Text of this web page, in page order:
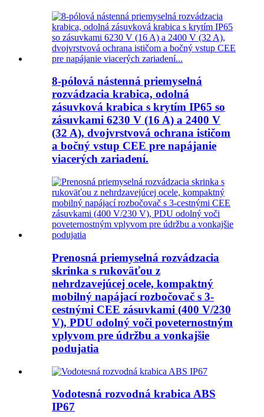
8-pólová nástenná priemyselná
rozvádzacia krabica, odolná
zásuvková krabica s krytím IP65 so
zásuvkami 6230 V (16 A) a 2400 V
(32 A), dvojvrstvová ochrana ističom
a bočný vstup CEE pre napájanie
viacerých zariadení.
Prenosná priemyselná rozvádzacia
skrinka s rukoväťou z
nehrdzavejúcej ocele, kompaktný
mobilný napájací rozbočovač s 3-
cestnými CEE zásuvkami (400 V/230
V), PDU odolný voči poveternostným
vplyvom pre údržbu a vonkajšie
podujatia
Vodotesná rozvodná krabica ABS
IP67